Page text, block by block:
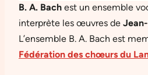
B. A. Bach est un ensemble
interprète les œuvres de
L’ensemble B. A. Bach est
Fédération des chœurs du